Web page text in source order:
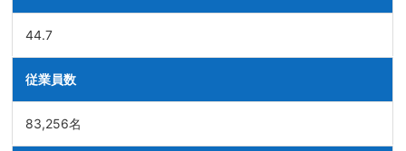
44.7
従業員数
83,256名